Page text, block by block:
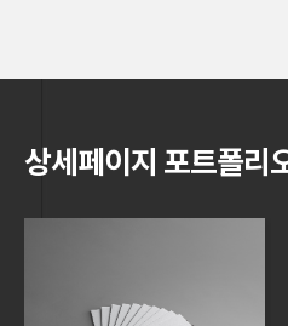
상세페이지 포트폴리